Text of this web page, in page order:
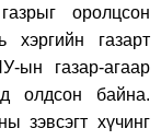
оролцсон
хэргийн газарт
ын газар-агаар
олдсон байна.
зэвсэгт хүчинг